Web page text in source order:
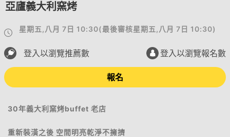
亞廬義大利窯烤
星期五,八月 7日 10:30(最後審核星期五,八月 7日 10:30)
登入以瀏覽推薦數 登入以瀏覽報名數
報名
30年義大利窯烤buffet 老店
重新裝潢之後 空間明亮乾淨不擁擠